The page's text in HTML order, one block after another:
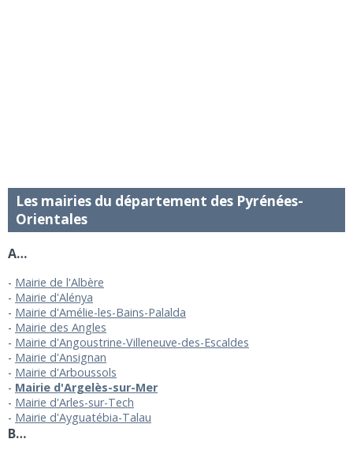
Les mairies du département des Pyrénées-
Orientales
A…
Mairie de l'Albère
Mairie d'Alénya
Mairie d'Amélie-les-Bains-Palalda
Mairie des Angles
Mairie d'Angoustrine-Villeneuve-des-Escaldes
Mairie d'Ansignan
Mairie d'Arboussols
Mairie d'Argelès-sur-Mer
Mairie d'Arles-sur-Tech
Mairie d'Ayguatébia-Talau
B…